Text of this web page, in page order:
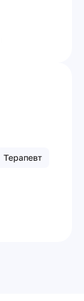
Терапевт